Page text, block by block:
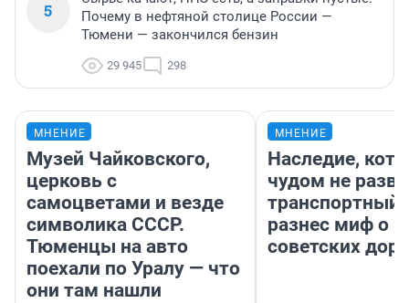
5
Почему в нефтяной столице России —
Тюмени — закончился бензин
29 945 298
МНЕНИЕ
Музей Чайковского,
церковь с
самоцветами и везде
символика СССР.
Тюменцы на авто
поехали по Уралу — что
они там нашли
МНЕНИЕ
Наследие,
чудом не
транспортный
разнес миф о
советских